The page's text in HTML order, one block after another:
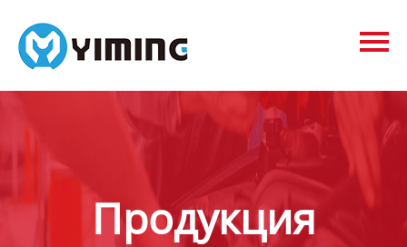
Tags
видео
О нас
Продукция